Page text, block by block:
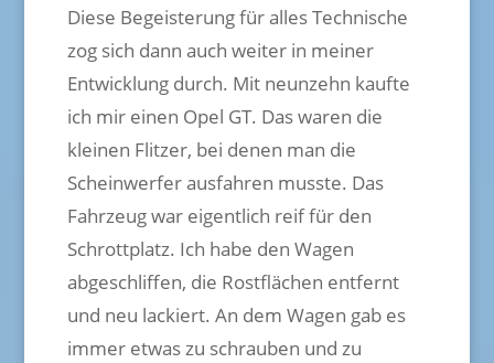
Diese Begeisterung für alles Technische
zog sich dann auch weiter in meiner
Entwicklung durch. Mit neunzehn kaufte
ich mir einen Opel GT. Das waren die
kleinen Flitzer, bei denen man die
Scheinwerfer ausfahren musste. Das
Fahrzeug war eigentlich reif für den
Schrottplatz. Ich habe den Wagen
abgeschliffen, die Rostflächen entfernt
und neu lackiert. An dem Wagen gab es
immer etwas zu schrauben und zu